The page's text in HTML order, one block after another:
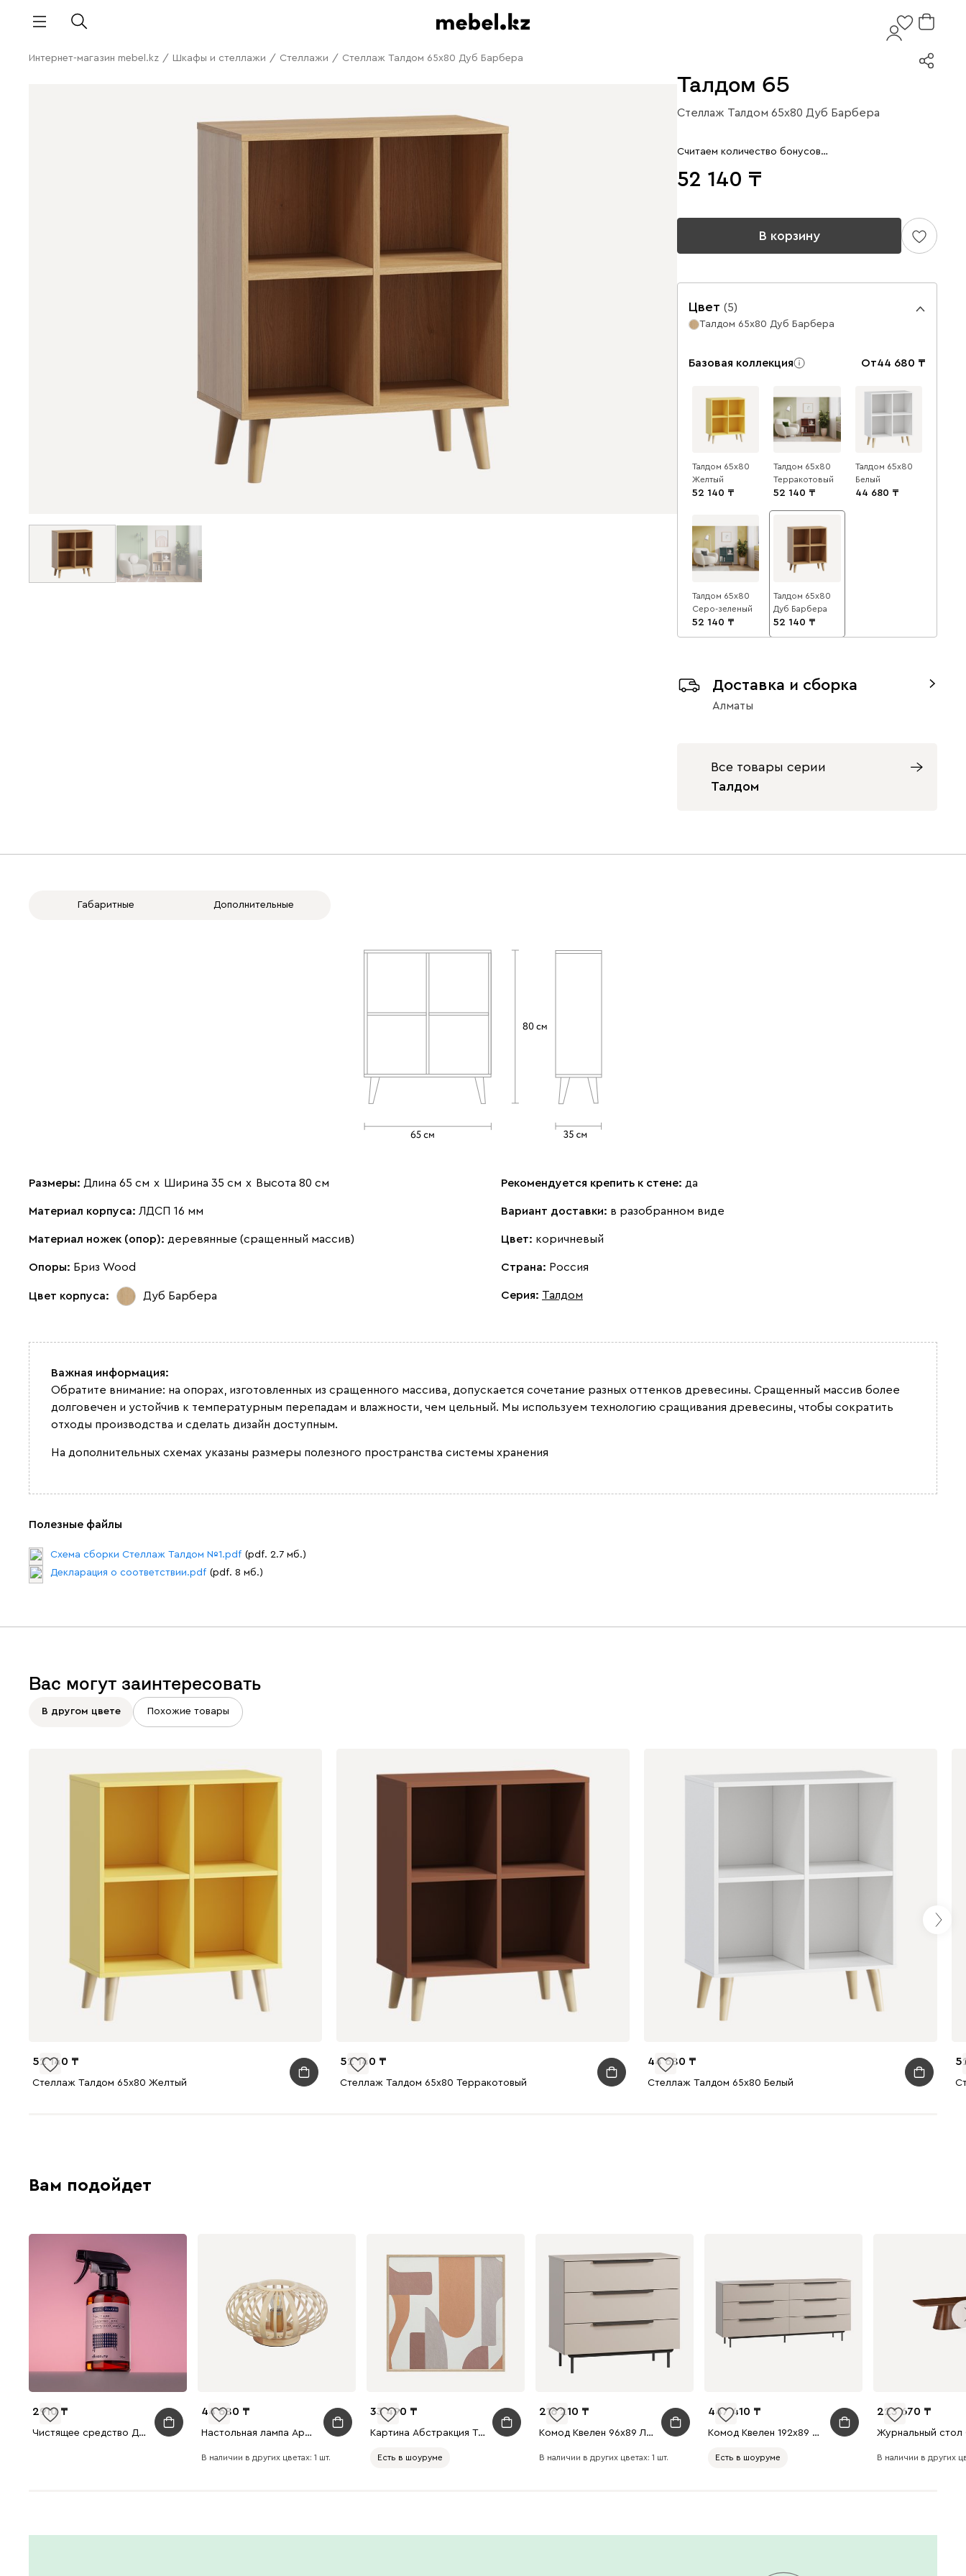
Интернет-магазин mebel.kz / Шкафы и стеллажи / Стеллажи / Стеллаж Талдом 65x80 Дуб Барбера
Талдом 65
Стеллаж Талдом 65x80 Дуб Барбера
Считаем количество бонусов…
52 140
В корзину
Цвет (5)
Талдом 65x80 Дуб Барбера
Базовая коллекция От44 680
Талдом 65x80
Желтый
52 140
Талдом 65x80
Терракотовый
52 140
Талдом 65x80
Белый
44 680
Талдом 65x80
Серо-зеленый
52 140
Талдом 65x80
Дуб Барбера
52 140
Доставка и сборка
Алматы
Все товары серии
Талдом
Габаритные Дополнительные
Размеры: Длина 65 см х Ширина 35 см х Высота 80 см
Материал корпуса: ЛДСП 16 мм
Материал ножек (опор): деревянные (сращенный массив)
Опоры: Бриз Wood
Цвет корпуса: Дуб Барбера
Рекомендуется крепить к стене: да
Вариант доставки: в разобранном виде
Цвет: коричневый
Страна: Россия
Серия: Талдом
Важная информация:
Обратите внимание: на опорах, изготовленных из сращенного массива, допускается сочетание разных оттенков древесины. Сращенный массив более
долговечен и устойчив к температурным перепадам и влажности, чем цельный. Мы используем технологию сращивания древесины, чтобы сократить
отходы производства и сделать дизайн доступным.
На дополнительных схемах указаны размеры полезного пространства системы хранения
Полезные файлы
Схема сборки Стеллаж Талдом №1.pdf (pdf. 2.7 мб.)
Декларация о соответствии.pdf (pdf. 8 мб.)
Вас могут заинтересовать
В другом цвете Похожие товары
52 140
Стеллаж Талдом 65x80 Желтый
52 140
Стеллаж Талдом 65x80 Терракотовый
44 680
Стеллаж Талдом 65x80 Белый
Вам подойдет
2910
Чистящее средство Домашняя рутина для корпусной мебели
44 680
Настольная лампа Арвика Древесный натуральный
В наличии в других цветах: 1 шт.
33 490
Картина Абстракция Терракотовый 60x60
Есть в шоуруме
216 210
Комод Квелен 96x89 Латте
В наличии в других цветах: 1 шт.
447 410
Комод Квелен 192x89 Латте
Есть в шоуруме
223 670
В наличии в других